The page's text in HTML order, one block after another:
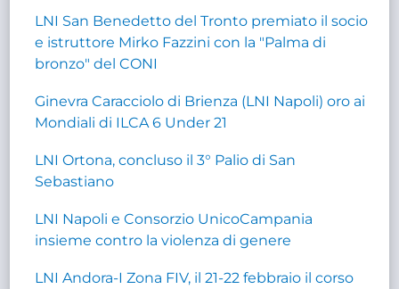
LNI San Benedetto del Tronto premiato il socio
e istruttore Mirko Fazzini con la "Palma di
bronzo" del CONI
Ginevra Caracciolo di Brienza (LNI Napoli) oro ai
Mondiali di ILCA 6 Under 21
LNI Ortona, concluso il 3° Palio di San
Sebastiano
LNI Napoli e Consorzio UnicoCampania
insieme contro la violenza di genere
LNI Andora-I Zona FIV, il 21-22 febbraio il corso